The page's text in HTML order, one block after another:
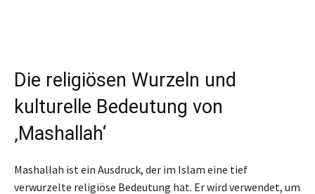
Die religiösen Wurzeln und
kulturelle Bedeutung von
‚Mashallah‘
Mashallah ist ein Ausdruck, der im Islam eine tief
verwurzelte religiöse Bedeutung hat. Er wird verwendet, um